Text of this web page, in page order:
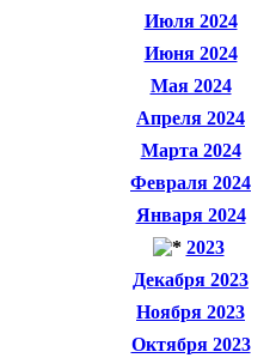
Июля 2024
Июня 2024
Мая 2024
Апреля 2024
Марта 2024
Февраля 2024
Января 2024
2023
Декабря 2023
Ноября 2023
Октября 2023